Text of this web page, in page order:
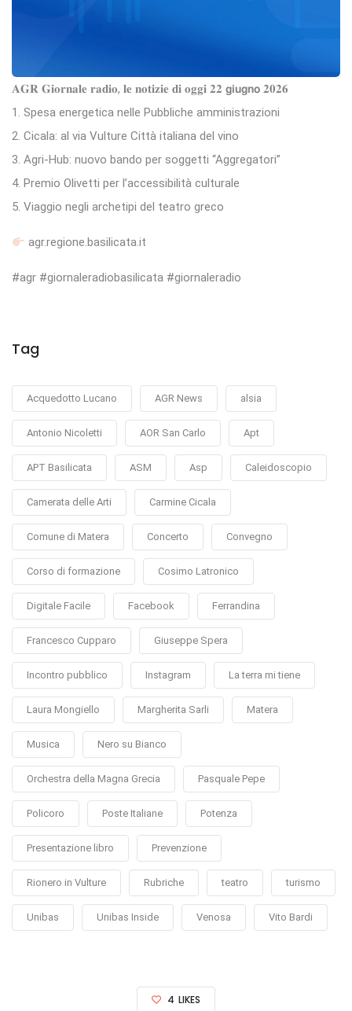
𝐀𝐆𝐑 𝐆𝐢𝐨𝐫𝐧𝐚𝐥𝐞 𝐫𝐚𝐝𝐢𝐨, 𝐥𝐞 𝐧𝐨𝐭𝐢𝐳𝐢𝐞 𝐝𝐢 𝐨𝐠𝐠𝐢 𝟐𝟐 𝗴𝗶𝘂𝗴𝗻𝗼 𝟐𝟎𝟐𝟔
1. Spesa energetica nelle Pubbliche amministrazioni
2. Cicala: al via Vulture Città italiana del vino
3. Agri-Hub: nuovo bando per soggetti “Aggregatori”
4. Premio Olivetti per l’accessibilità culturale
5. Viaggio negli archetipi del teatro greco
agr.regione.basilicata.it
#agr #giornaleradiobasilicata #giornaleradio
Tag
Acquedotto Lucano AGR News alsia
Antonio Nicoletti AOR San Carlo Apt
APT Basilicata ASM Asp Caleidoscopio
Camerata delle Arti Carmine Cicala
Comune di Matera Concerto Convegno
Corso di formazione Cosimo Latronico
Digitale Facile Facebook Ferrandina
Francesco Cupparo Giuseppe Spera
Incontro pubblico Instagram La terra mi tiene
Laura Mongiello Margherita Sarli Matera
Musica Nero su Bianco
Orchestra della Magna Grecia Pasquale Pepe
Policoro Poste Italiane Potenza
Presentazione libro Prevenzione
Rionero in Vulture Rubriche teatro turismo
Unibas Unibas Inside Venosa Vito Bardi
4 LIKES